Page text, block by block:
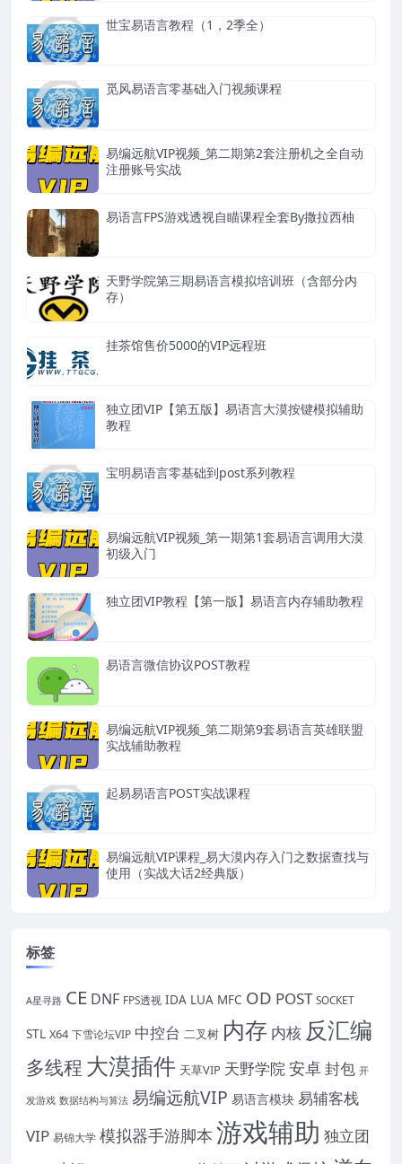
世宝易语言教程（1，2季全）
觅风易语言零基础入门视频课程
易编远航VIP视频_第二期第2套注册机之全自动
注册账号实战
易语言FPS游戏透视自瞄课程全套By撒拉西柚
天野学院第三期易语言模拟培训班（含部分内
存）
挂茶馆售价5000的VIP远程班
独立团VIP【第五版】易语言大漠按键模拟辅助
教程
宝明易语言零基础到post系列教程
易编远航VIP视频_第一期第1套易语言调用大漠
初级入门
独立团VIP教程【第一版】易语言内存辅助教程
易语言微信协议POST教程
易编远航VIP视频_第二期第9套易语言英雄联盟
实战辅助教程
起易易语言POST实战课程
易编远航VIP课程_易大漠内存入门之数据查找与
使用（实战大话2经典版）
标签
A星寻路 CE DNF FPS透视 IDA LUA MFC OD POST SOCKET
STL X64 下雪论坛VIP 中控台 二叉树 内存 内核 反汇编
多线程 大漠插件 天草VIP 天野学院 安卓封包 开
发游戏 数据结构与算法 易编远航VIP 易语言模块 易辅客栈
VIP 易锦大学 模拟器手游脚本 游戏辅助 独立团